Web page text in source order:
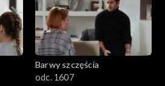
Barwy szczęścia
odc. 1607